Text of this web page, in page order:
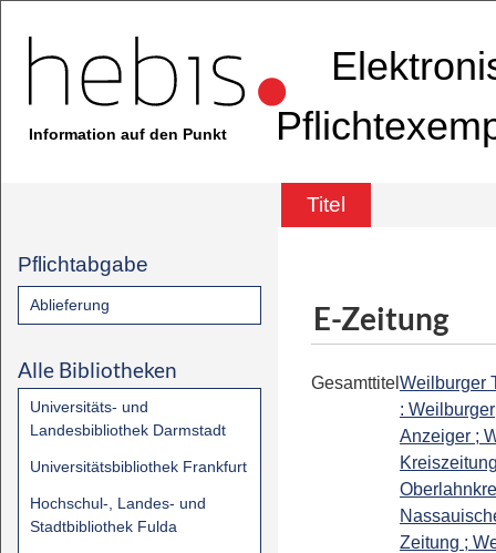
Information auf den Punkt
Titel
Pflichtabgabe
Ablieferung
Alle Bibliotheken
Universitäts- und
Landesbibliothek Darmstadt
Universitätsbibliothek Frankfurt
Hochschul-, Landes- und
Stadtbibliothek Fulda
E-Zeitung
Gesamttitel Weilburger
: Weilburger
Anzeiger ;
Zeitung ;